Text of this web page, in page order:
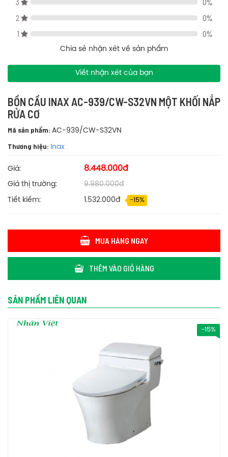
Nắp đóng êm: tránh va đập mạnh có thể gây nứt vỡ và không
tạo nên tiếng ồn khó chịu
Tiết kiệm nước: công nghệ giúp tối ưu lượng nước tiêu thụ cho 1
Bản vẽ kỹ thuật bồn cầu Inax AC-939/CW-S32VN một khối nắp rửa cơ
Nội thất Nhân Việt - Địa chỉ bán bồn cầu Inax AC-939/CW-S32VN
Nội thất Nhân Việt là địa chỉ phân phối bồn cầu Inax AC-939/CW-
S32VN một khối nắp rửa cơ uy tín nhất tại TPHCM. Chúng tôi
chuyên cung cấp bồn cầu Inax AC-939/CW-S32VN một khối nắp
rửa cơ chính hãng, chất lượng nhất hiện nay. Sản phẩm bồn cầu
Inax AC-939/CW-S32VN một khối nắp rửa cơ được chúng tôi
phân phối với giá cả cạnh tranh nhất trên thị trường hiện nay.
Liên hệ Nội thất Nhân Việt
Địa chỉ: Nhà P38 KDC Park Riversde, Đường Bưng Ông
3
0%
2
0%
1
0%
Chia sẻ nhận xét về sản phẩm
Viết nhận xét của bạn
BỒN CẦU INAX AC-939/CW-S32VN MỘT KHỐI NẮP
RỬA CƠ
Mã sản phẩm: AC-939/CW-S32VN
Thương hiệu: Inax
Giá: 8.448.000đ
Giá thị trường: 9.980.000đ
Tiết kiếm: 1.532.000đ -15%
MUA HÀNG NGAY
THÊM VÀO GIỎ HÀNG
SẢN PHẨM LIÊN QUAN
-15%